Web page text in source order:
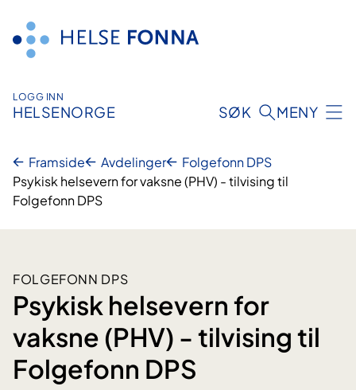
innhald
LOGG INN
HELSENORGE SØK MENY
Framside Avdelinger
Folgefonn DPS
Psykisk helsevern for vaksne (PHV) - tilvising til
Folgefonn DPS
FOLGEFONN DPS
Psykisk helsevern for
vaksne (PHV) - tilvising til
Folgefonn DPS